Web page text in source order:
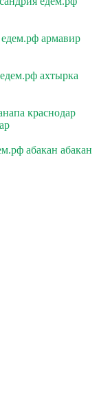
едем.рф армавир
ахтырка
краснодар
абакан абакан